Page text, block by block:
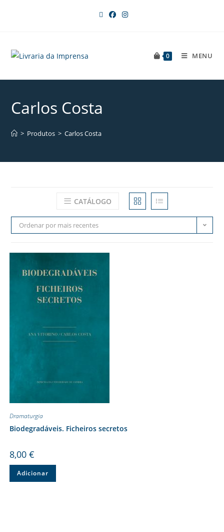
0 MENU
Carlos Costa
> Produtos > Carlos Costa
CATÁLOGO
Ordenar por mais recentes
Dramaturgia
Biodegradáveis. Ficheiros secretos
8,00 €
Adicionar